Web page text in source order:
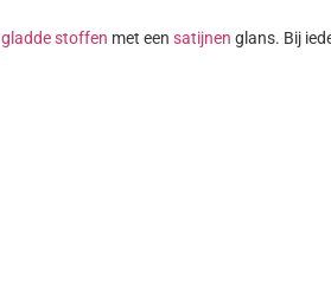
gladde stoffen met een satijnen glans. Bij